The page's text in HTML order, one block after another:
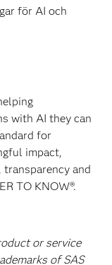
för AI och
with AI they can
for
impact,
and
TO KNOW®.
or service
of SAS